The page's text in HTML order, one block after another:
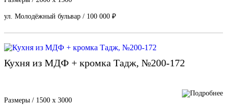
ул. Молодёжный бульвар / 100 000 ₽
Кухня из МДФ + кромка Тадж, №200-172
Размеры / 1500 х 3000